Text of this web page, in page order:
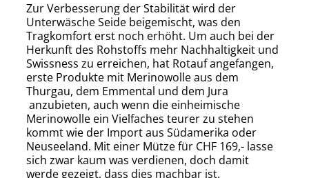
Zur Verbesserung der Stabilität wird der
Unterwäsche Seide beigemischt, was den
Tragkomfort erst noch erhöht. Um auch bei der
Herkunft des Rohstoffs mehr Nachhaltigkeit und
Swissness zu erreichen, hat Rotauf angefangen,
erste Produkte mit Merinowolle aus dem
Thurgau, dem Emmental und dem Jura
anzubieten, auch wenn die einheimische
Merinowolle ein Vielfaches teurer zu stehen
kommt wie der Import aus Südamerika oder
Neuseeland. Mit einer Mütze für CHF 169,- lasse
sich zwar kaum was verdienen, doch damit
werde gezeigt, dass dies machbar ist.